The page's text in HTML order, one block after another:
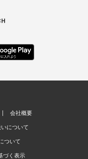
会社概要
について
ついて
づく表示